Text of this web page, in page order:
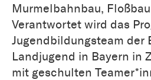
Murmelbahnbau,
Verantwortet wird das
Jugendbildungsteam der
Landjugend in Bayern in
mit geschulten